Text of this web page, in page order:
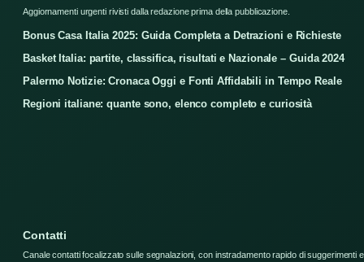
Aggiornamenti urgenti rivisti dalla redazione prima della pubblicazione.
Bonus Casa Italia 2025: Guida Completa a Detrazioni e Richieste
Basket Italia: partite, classifica, risultati e Nazionale – Guida 2024
Palermo Notizie: Cronaca Oggi e Fonti Affidabili in Tempo Reale
Regioni italiane: quante sono, elenco completo e curiosità
Contatti
Canale contatti focalizzato sulle segnalazioni, con instradamento rapido di suggerimenti e